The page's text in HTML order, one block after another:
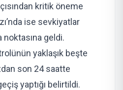
kritik öneme
ise sevkiyatlar
geldi.
yaklaşık beşte
son 24 saatte
yaptığı belirtildi.